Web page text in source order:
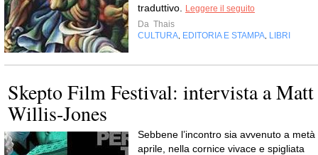
traduttivo.
Leggere il seguito
Da Thais
CULTURA EDITORIA E STAMPA LIBRI
Skepto Film Festival: intervista a Matt
Willis-Jones
Sebbene l’incontro sia avvenuto a metà
aprile, nella cornice vivace e spigliata